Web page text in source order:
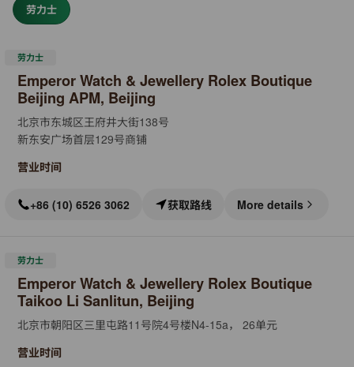
劳力士
劳力士
Emperor Watch & Jewellery Rolex Boutique
Beijing APM, Beijing
北京市东城区王府井大街138号
新东安广场首层129号商铺
营业时间
+86 (10) 6526 3062 获取路线 More details
劳力士
Emperor Watch & Jewellery Rolex Boutique
Taikoo Li Sanlitun, Beijing
北京市朝阳区三里屯路11号院4号楼N4-15a， 26单元
营业时间